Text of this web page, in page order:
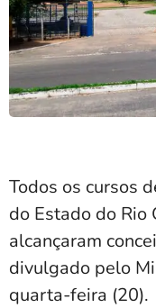
Todos os cursos
do Estado do Rio
alcançaram
divulgado pelo
quarta-feira (20).